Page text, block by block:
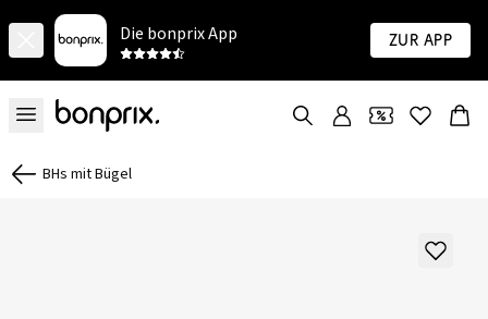
Die bonprix App Zur App
BHs mit Bügel